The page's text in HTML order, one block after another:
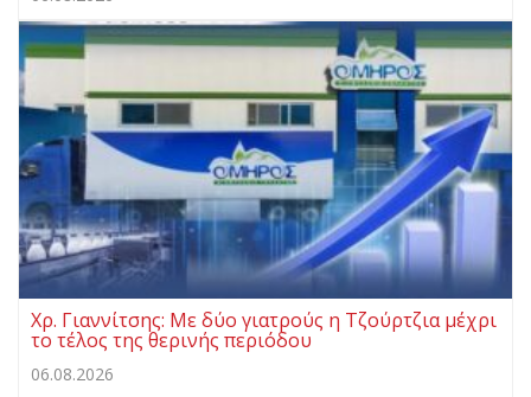
Χρ. Γιαννίτσης: Με δύο γιατρούς η Τζούρτζια μέχρι
το τέλος της θερινής περιόδου
06.08.2026